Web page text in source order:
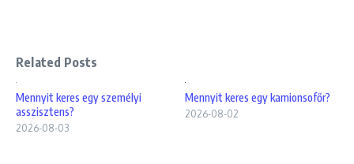
Related Posts
Mennyit keres egy személyi
asszisztens?
2026-08-03
Mennyit keres egy kamionsofőr?
2026-08-02